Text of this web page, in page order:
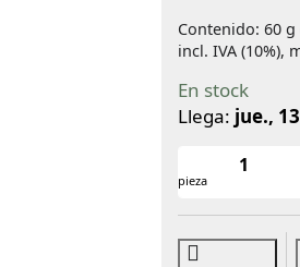
Contenido: 60 g
incl. IVA (10%),
En stock
Llega: jue., 13
pieza